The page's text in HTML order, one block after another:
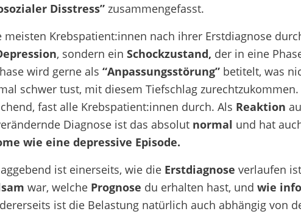
Disstress”zusammengefasst.
meisten Krebspatient:innen nach ihrer Erstdiagnose
, sondern ein Schockzustand, der in eine
wird gerne als “Anpassungsstörung”betitelt, was
schwer tust, mit diesem Tiefschlag
fast alle Krebspatient:innen durch. Als Reaktion
Diagnose ist das absolutnormal und hat
wie eine depressive Episode.
ist einerseits, wie die Erstdiagnose verlaufen
war, welche Prognose du erhalten hast, und wie
ist die Belastungnatürlich auch abhängig von